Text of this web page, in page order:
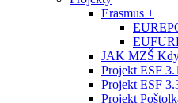
Erasmus +
JAK MZŠ
Projekt ESF 3.1
Projekt ESF
Projekt